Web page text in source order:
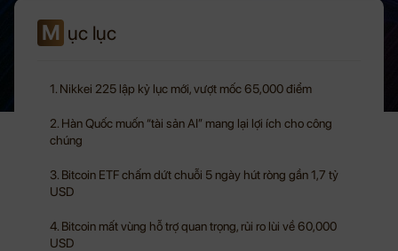
M ục lục
1. Nikkei 225 lập kỷ lục mới, vượt mốc 65,000 điểm
2. Hàn Quốc muốn “tài sản AI” mang lại lợi ích cho công
chúng
3. Bitcoin ETF chấm dứt chuỗi 5 ngày hút ròng gần 1,7 tỷ
USD
4. Bitcoin mất vùng hỗ trợ quan trọng, rủi ro lùi về 60,000
USD